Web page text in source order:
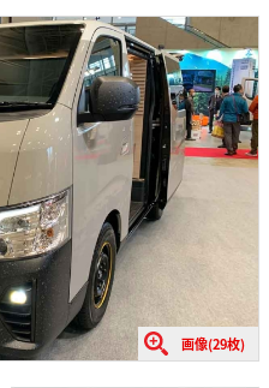
画像(29枚)